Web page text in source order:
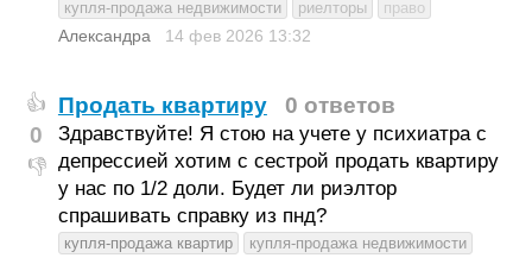
купля-продажа недвижимости
риелторы право
Александра 14 фев 2026 13:32
👍
0
👎
Продать квартиру 0 ответов
Здравствуйте! Я стою на учете у психиатра с
депрессией хотим с сестрой продать квартиру
у нас по 1/2 доли. Будет ли риэлтор
спрашивать справку из пнд?
купля-продажа квартир
купля-продажа недвижимости